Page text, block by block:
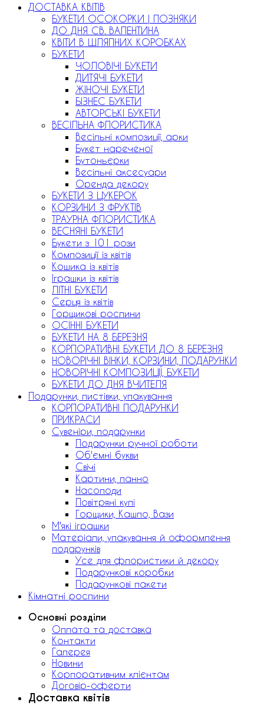
ДОСТАВКА КВІТІВ
БУКЕТИ ОСОКОРКИ | ПОЗНЯКИ
ДО ДНЯ СВ. ВАЛЕНТИНА
КВІТИ В ШЛЯПНИХ КОРОБКАХ
БУКЕТИ
ЧОЛОВІЧІ БУКЕТИ
ДИТЯЧІ БУКЕТИ
ЖІНОЧІ БУКЕТИ
БІЗНЕС БУКЕТИ
АВТОРСЬКІ БУКЕТИ
ВЕСІЛЬНА ФЛОРИСТИКА
Весільні композиції, арки
Букет нареченої
Бутоньєрки
Весільні аксесуари
Оренда декору
БУКЕТИ З ЦУКЕРОК
КОРЗИНИ З ФРУКТІВ
ТРАУРНА ФЛОРИСТИКА
ВЕСНЯНІ БУКЕТИ
Букети з 101 рози
Композиції із квітів
Кошика із квітів
Іграшки із квітів
ЛІТНІ БУКЕТИ
Серця із квітів
Горщикові рослини
ОСІННІ БУКЕТИ
БУКЕТИ НА 8 БЕРЕЗНЯ
КОРПОРАТИВНІ БУКЕТИ ДО 8 БЕРЕЗНЯ
НОВОРІЧНІ ВІНКИ, КОРЗИНИ, ПОДАРУНКИ
НОВОРІЧНІ КОМПОЗИЦІЇ, БУКЕТИ
БУКЕТИ ДО ДНЯ ВЧИТЕЛЯ
Подарунки, листівки, упакування
КОРПОРАТИВНІ ПОДАРУНКИ
ПРИКРАСИ
Сувеніри, подарунки
Подарунки ручної роботи
Об'ємні букви
Свічі
Картини, панно
Насолоди
Повітряні кулі
Горщики, Кашпо, Вази
М'які іграшки
Матеріали, упакування й оформлення
подарунків
Усе для флористики й декору
Подарункові коробки
Подарункові пакети
Кімнатні рослини
Основні розділи
Оплата та доставка
Контакти
Галерея
Новини
Корпоративним клієнтам
Договір-оферти
Доставка квітів